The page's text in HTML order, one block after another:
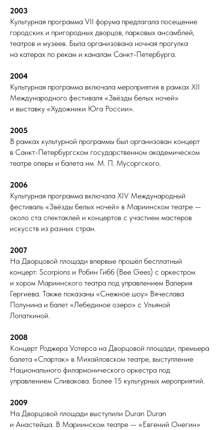
2003
Культурная программа VII форума предлагала посещение
городских и пригородных дворцов, парковых ансамблей,
театров и музеев. Была организована ночная прогулка
на катерах по рекам и каналам Санкт-Петербурга.
2004
Культурная программа включала мероприятия в рамках XII
Международного фестиваля «Звёзды белых ночей»
и выставку «Художники Юга России».
2005
В рамках культурной программы был организован концерт
в Санкт-Петербургском государственном академическом
театре оперы и балета им. М. П. Мусоргского.
2006
Культурная программа включала XIV Международный
фестиваль «Звёзды белых ночей» в Мариинском театре —
около ста спектаклей и концертов с участием мастеров
искусств из разных стран.
2007
На Дворцовой площади впервые прошёл бесплатный
концерт: Scorpions и Робин Гибб (Bee Gees) с оркестром
и хором Мариинского театра под управлением Валерия
Гергиева. Также показаны «Снежное шоу» Вячеслава
Полунина и балет «Лебединое озеро» с Ульяной
Лопаткиной.
2008
Концерт Роджера Уотерса на Дворцовой площади, премьера
балета «Спартак» в Михайловском театре, выступление
Национального филармонического оркестра под
управлением Спивакова. Более 15 культурных мероприятий.
2009
На Дворцовой площади выступили Duran Duran
и Анастейша. В Мариинском театре — «Евгений Онегин»